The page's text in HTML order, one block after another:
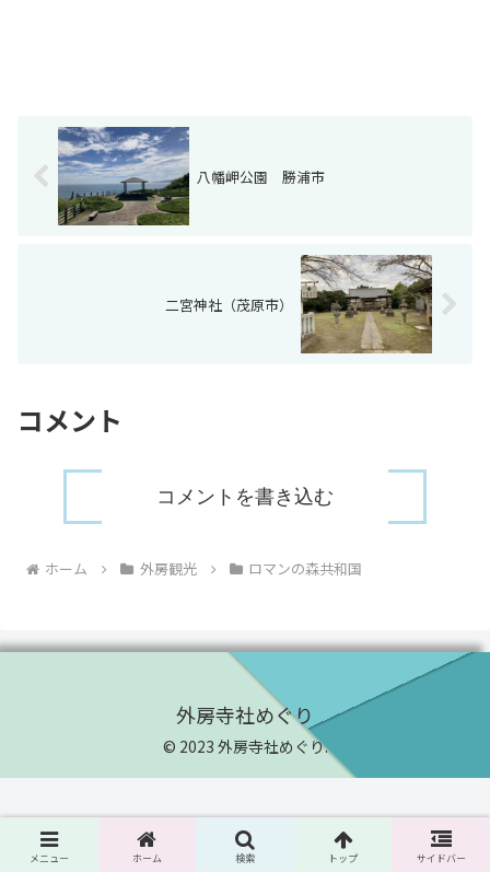
八幡岬公園 勝浦市
二宮神社（茂原市）
コメント
コメントを書き込む
ホーム 外房観光 ロマンの森共和国
外房寺社めぐり
© 2023 外房寺社めぐり.
メニュー ホーム 検索 トップ サイドバー